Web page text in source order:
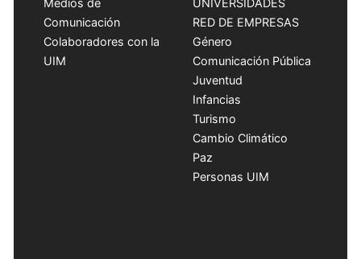
Medios de
Comunicación
Colaboradores con la
UIM
UNIVERSIDADES
RED DE EMPRESAS
Género
Comunicación Pública
Juventud
Infancias
Turismo
Cambio Climático
Paz
Personas UIM